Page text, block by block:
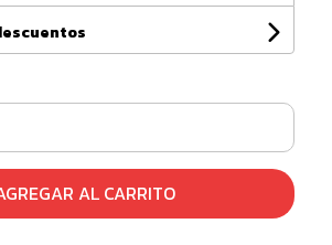
AL CARRITO